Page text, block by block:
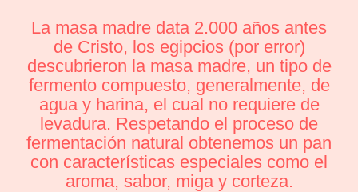
La masa madre data 2.000 años antes
de Cristo, los egipcios (por error)
descubrieron la masa madre, un tipo de
fermento compuesto, generalmente, de
agua y harina, el cual no requiere de
levadura. Respetando el proceso de
fermentación natural obtenemos un pan
con características especiales como el
aroma, sabor, miga y corteza.